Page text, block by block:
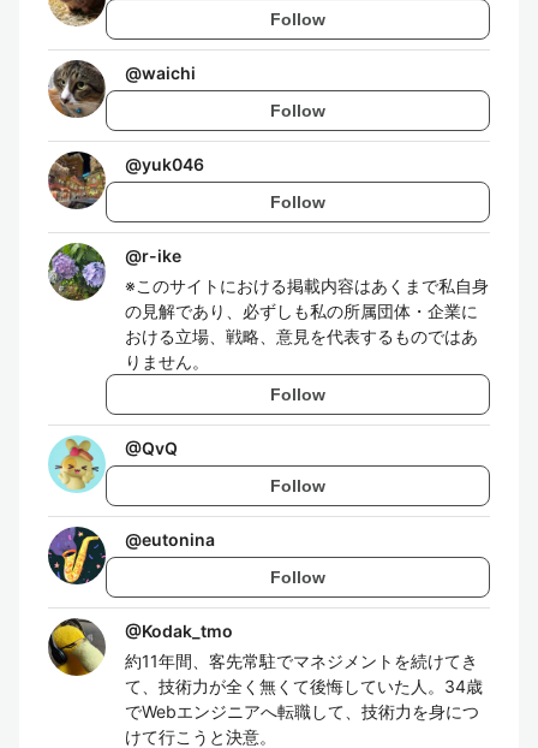
Follow
@waichi
Follow
@yuk046
Follow
@r-ike
※このサイトにおける掲載内容はあくまで私自身
の見解であり、必ずしも私の所属団体・企業に
おける立場、戦略、意見を代表するものではあ
りません。
Follow
@QvQ
Follow
@eutonina
Follow
@Kodak_tmo
約11年間、客先常駐でマネジメントを続けてき
て、技術力が全く無くて後悔していた人。34歳
でWebエンジニアへ転職して、技術力を身につ
けて行こうと決意。